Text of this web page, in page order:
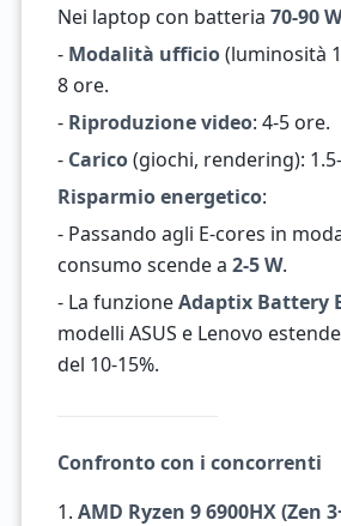
Nei laptop con batteria 70-90
- Modalità ufficio(luminosità
8 ore.
- Riproduzione video: 4-5 ore.
- Carico(giochi, rendering):
Risparmio energetico:
- Passando agli E-cores in
consumo scende a 2-5 W.
- La funzioneAdaptix Battery
modelli ASUS e Lenovo
del 10-15%.
Confronto con i concorrenti
1. AMD Ryzen 9 6900HX (Zen